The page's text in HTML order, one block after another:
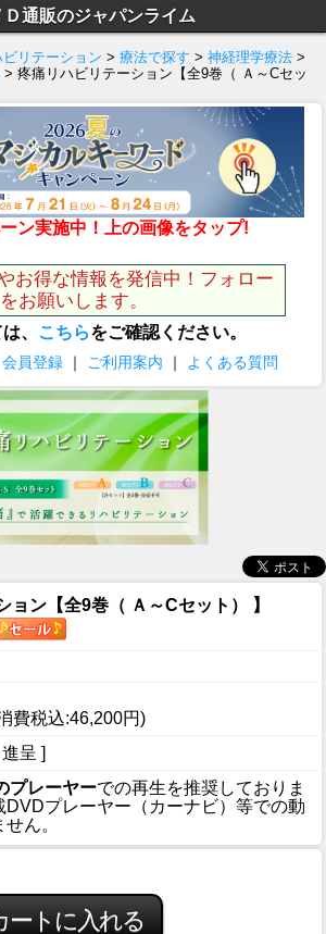
Ｄ通販のジャパンライム
リテーション > 療法で探す > 神経理学療法 >
> 疼痛リハビリテーション【全9巻（ Ａ～Cセッ
ン実施中！上の画像をタップ!
お得な情報を発信中！フォロー
をお願いします。
、 こちらをご確認ください。
会員登録 ｜ ご利用案内 ｜ よくある質問
ョン【全9巻（ Ａ～Cセット） 】
費税込:46,200円)
呈 ]
プレーヤーでの再生を推奨しておりま
DVDプレーヤー（カーナビ）等での動
ん。